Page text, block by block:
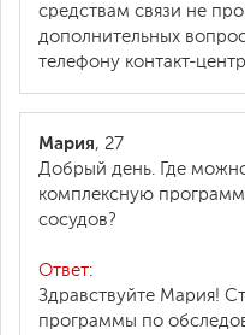
средствам связи не
дополнительных
телефону контакт-
Мария, 27
Добрый день. Где
комплексную
сосудов?
Ответ:
Здравствуйте Мария!
программы по